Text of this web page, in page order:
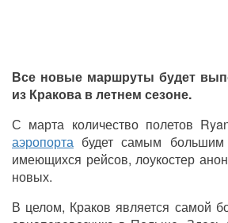
Все новые маршруты будет
из Кракова в летнем сезоне.
С марта количество полетов
аэропорта будет самым
имеющихся рейсов, лоукостер
новых.
В целом, Краков является самой